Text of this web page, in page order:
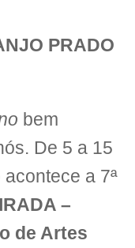
PRADO
bem
De 5 a 15
a 7ª
–
de Artes